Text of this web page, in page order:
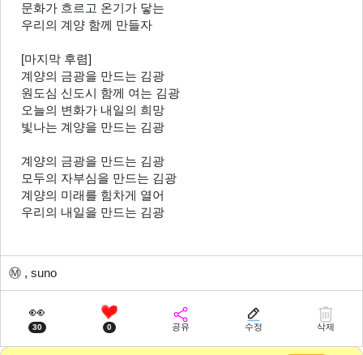
문화가 흐르고 온기가 닿는
우리의 계양 함께 만들자
[마지막 후렴]
계양의 금광을 만드는 김광
원도심 신도시 함께 여는 김광
오늘의 변화가 내일의 희망
빛나는 계양을 만드는 김광
계양의 금광을 만드는 김광
모두의 자부심을 만드는 김광
계양의 미래를 힘차게 열어
우리의 내일을 만드는 김광
Ⓜ️ , suno
👀
30 0 공유 수정 삭제